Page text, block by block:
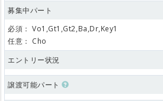
募集中パート
必須： Vo1,Gt1,Gt2,Ba,Dr,Key1
任意： Cho
エントリー状況
譲渡可能パート